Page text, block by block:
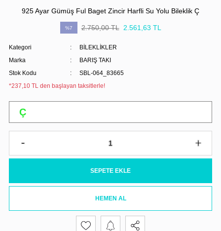
925 Ayar Gümüş Ful Baget Zincir Harfli Su Yolu Bileklik Ç
%7 2.750,00 TL 2.561,63 TL
Kategori
BİLEKLİKLER
Marka
BARIŞ TAKI
Stok Kodu
SBL-064_83665
*237,10 TL den başlayan taksitlerle!
SEPETE EKLE
HEMEN AL